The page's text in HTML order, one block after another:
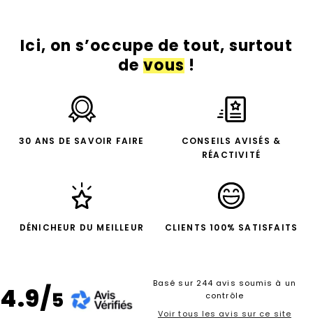
Ici, on s’occupe de tout, surtout
devous!
30 ANS DE SAVOIR FAIRE
CONSEILS AVISÉS &
RÉACTIVITÉ
DÉNICHEUR DU MEILLEUR CLIENTS 100% SATISFAITS
4.9/5
Basé sur 244 avis soumis à un
contrôle
Voir tous les avis sur ce site